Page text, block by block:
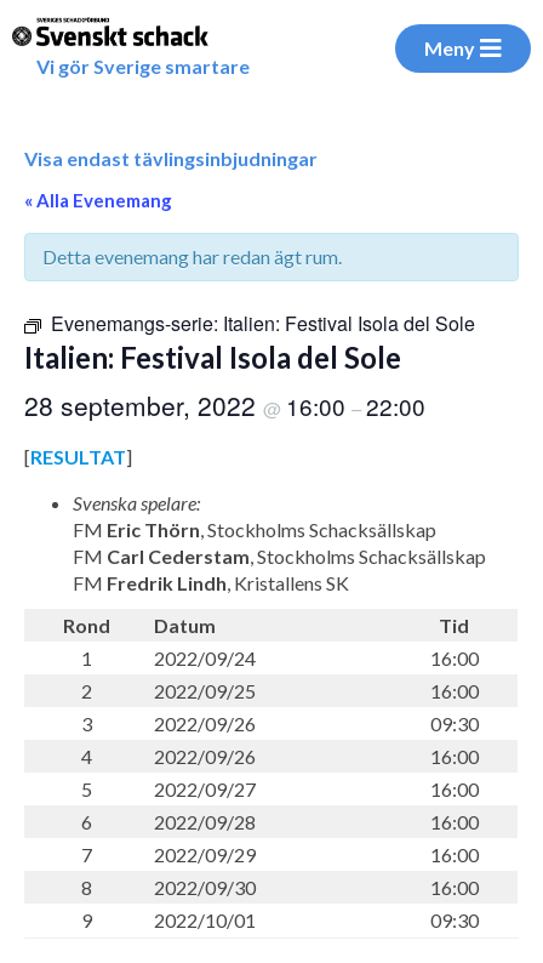
Vi gör Sverige smartare
Meny
Visa endast tävlingsinbjudningar
« Alla Evenemang
Detta evenemang har redan ägt rum.
Evenemangs-serie: Italien: Festival Isola del Sole
Italien: Festival Isola del Sole
28 september, 2022 @ 16:00 –22:00
[RESULTAT]
Svenska spelare:
FM Eric Thörn, Stockholms Schacksällskap
FM Carl Cederstam, Stockholms Schacksällskap
FM Fredrik Lindh, Kristallens SK
Rond
Datum
Tid
1
2022/09/24
16:00
2
2022/09/25
16:00
3
2022/09/26
09:30
4
2022/09/26
16:00
5
2022/09/27
16:00
6
2022/09/28
16:00
7
2022/09/29
16:00
8
2022/09/30
16:00
9
2022/10/01 09:30